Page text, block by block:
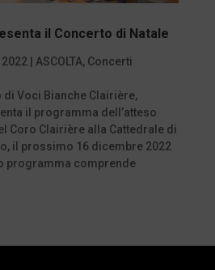
il Concerto di Natale
2022 ASCOLTA, Concerti
di Voci Bianche Clairière,
il programma dell’atteso
Coro Clairière alla Cattedrale di
il prossimo 16 dicembre 2022
programma comprende